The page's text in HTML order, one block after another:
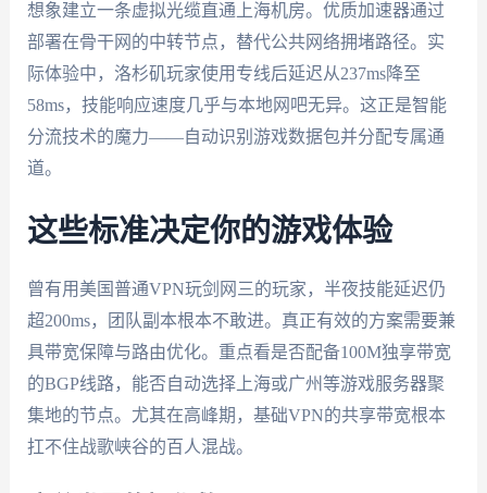
想象建立一条虚拟光缆直通上海机房。优质加速器通过
部署在骨干网的中转节点，替代公共网络拥堵路径。实
际体验中，洛杉矶玩家使用专线后延迟从237ms降至
58ms，技能响应速度几乎与本地网吧无异。这正是智能
分流技术的魔力——自动识别游戏数据包并分配专属通
道。
这些标准决定你的游戏体验
曾有用美国普通VPN玩剑网三的玩家，半夜技能延迟仍
超200ms，团队副本根本不敢进。真正有效的方案需要兼
具带宽保障与路由优化。重点看是否配备100M独享带宽
的BGP线路，能否自动选择上海或广州等游戏服务器聚
集地的节点。尤其在高峰期，基础VPN的共享带宽根本
扛不住战歌峡谷的百人混战。